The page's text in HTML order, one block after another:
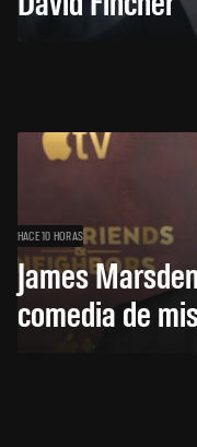
HACE 10 HORAS
James
comedia de